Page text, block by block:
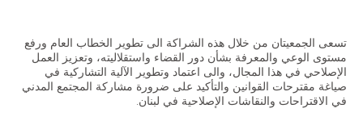
أحدث الإصدارات
الملفات الصحفية
تسعى الجمعيتان من خلال هذه الشراكة الى تطوير الخطاب العام ورفع
مستوى الوعي والمعرفة بشأن دور القضاء واستقلاليته، وتعزيز العمل
الإصلاحي في هذا المجال، والى اعتماد وتطوير الآلية التشاركية في
صياغة مقترحات القوانين والتأكيد على ضرورة مشاركة المجتمع المدني
في الاقتراحات والنقاشات الإصلاحية في لبنان.